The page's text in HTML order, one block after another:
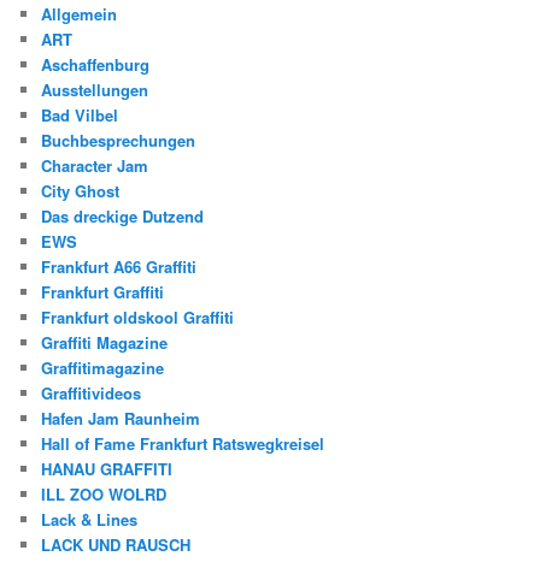
Allgemein
ART
Aschaffenburg
Ausstellungen
Bad Vilbel
Buchbesprechungen
Character Jam
City Ghost
Das dreckige Dutzend
EWS
Frankfurt A66 Graffiti
Frankfurt Graffiti
Frankfurt oldskool Graffiti
Graffiti Magazine
Graffitimagazine
Graffitivideos
Hafen Jam Raunheim
Hall of Fame Frankfurt Ratswegkreisel
HANAU GRAFFITI
ILL ZOO WOLRD
Lack & Lines
LACK UND RAUSCH